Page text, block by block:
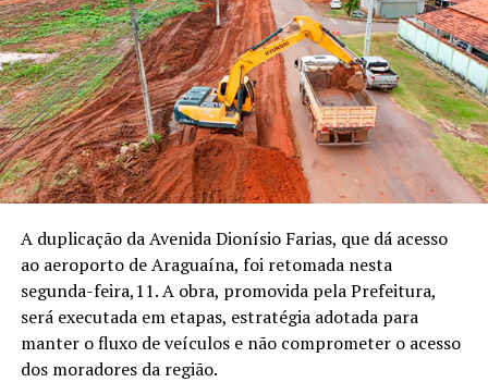
A duplicação da Avenida Dionísio Farias, que dá acesso
ao aeroporto de Araguaína, foi retomada nesta
segunda-feira,11. A obra, promovida pela Prefeitura,
será executada em etapas, estratégia adotada para
manter o fluxo de veículos e não comprometer o acesso
dos moradores da região.